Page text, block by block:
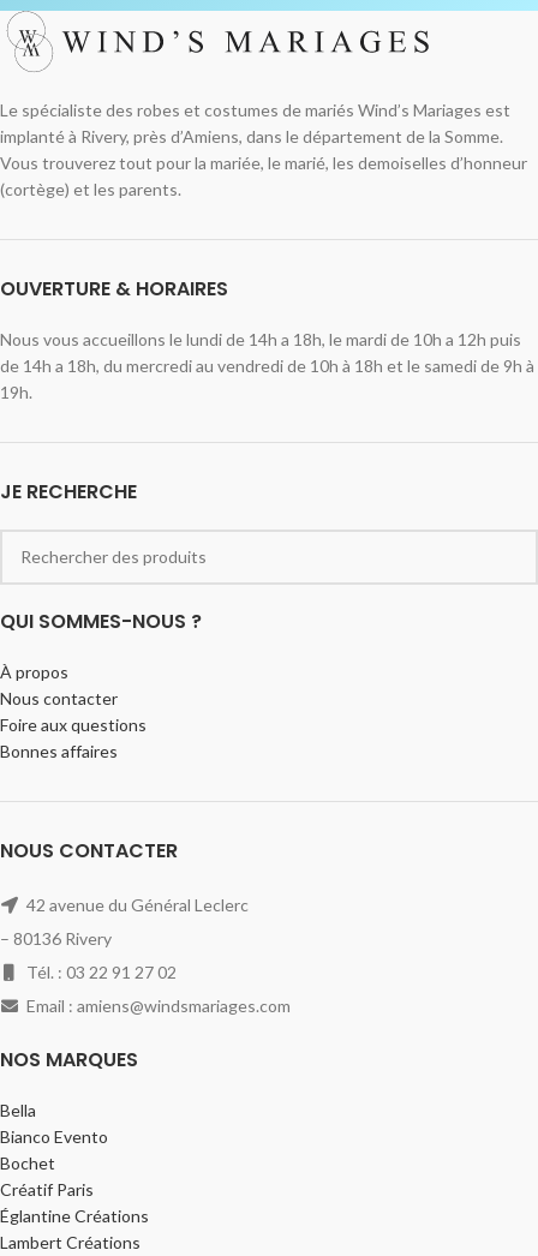
Le spécialiste des robes et costumes de mariés Wind’s Mariages est
implanté à Rivery, près d’Amiens, dans le département de la Somme.
Vous trouverez tout pour la mariée, le marié, les demoiselles d’honneur
(cortège) et les parents.
OUVERTURE & HORAIRES
Nous vous accueillons le lundi de 14h a 18h, le mardi de 10h a 12h puis
de 14h a 18h, du mercredi au vendredi de 10h à 18h et le samedi de 9h à
19h.
JE RECHERCHE
QUI SOMMES-NOUS ?
À propos
Nous contacter
Foire aux questions
Bonnes affaires
NOUS CONTACTER
42 avenue du Général Leclerc
– 80136 Rivery
Tél. : 03 22 91 27 02
Email : amiens@windsmariages.com
NOS MARQUES
Bella
Bianco Evento
Bochet
Créatif Paris
Églantine Créations
Lambert Créations